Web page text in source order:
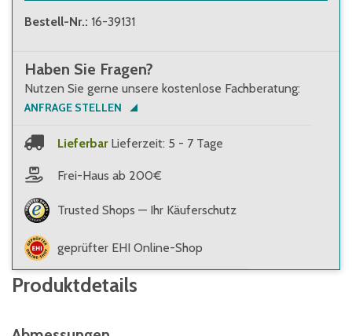
Bestell-Nr.: 16-39131
Haben Sie Fragen?
Nutzen Sie gerne unsere kostenlose Fachberatung:
ANFRAGE STELLEN
Lieferbar Lieferzeit: 5 - 7 Tage
Frei-Haus ab 200€
Trusted Shops — Ihr Käuferschutz
geprüfter EHI Online-Shop
Produktdetails